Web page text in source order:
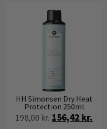
HH Simonsen Dry Heat
Protection 250ml
198,00kr. 156,42 kr.